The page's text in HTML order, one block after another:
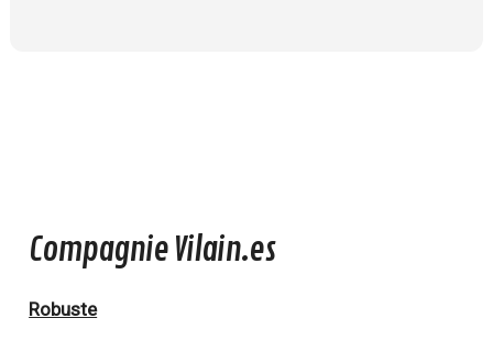
Compagnie Vilain.es
Robuste